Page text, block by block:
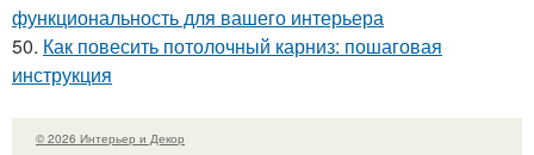
функциональность для вашего интерьера
50. Как повесить потолочный карниз: пошаговая
инструкция
© 2026 Интерьер и Декор